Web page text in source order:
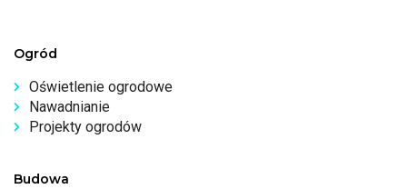
Ogród
Oświetlenie ogrodowe
Nawadnianie
Projekty ogrodów
Budowa